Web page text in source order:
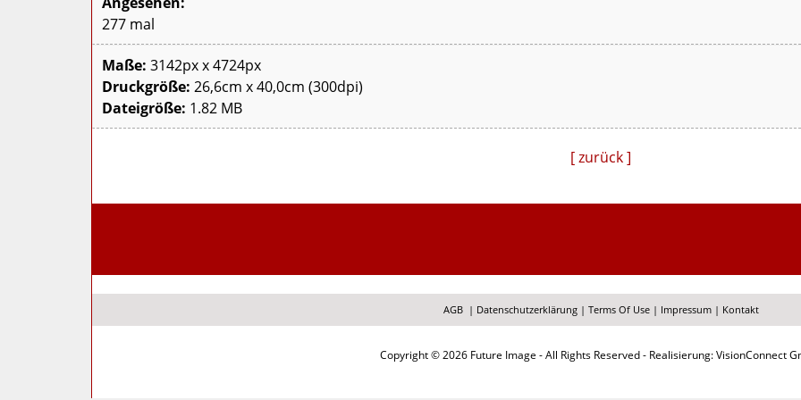
277 mal
Maße: 3142px x 4724px
Druckgröße: 26,6cm x 40,0cm (300dpi)
Dateigröße: 1.82 MB
[ zurück ]
AGB | Datenschutzerklärung| Terms Of Use| Impressum| Kontakt
Copyright © 2026 Future Image - All Rights Reserved - Realisierung: VisionConnect